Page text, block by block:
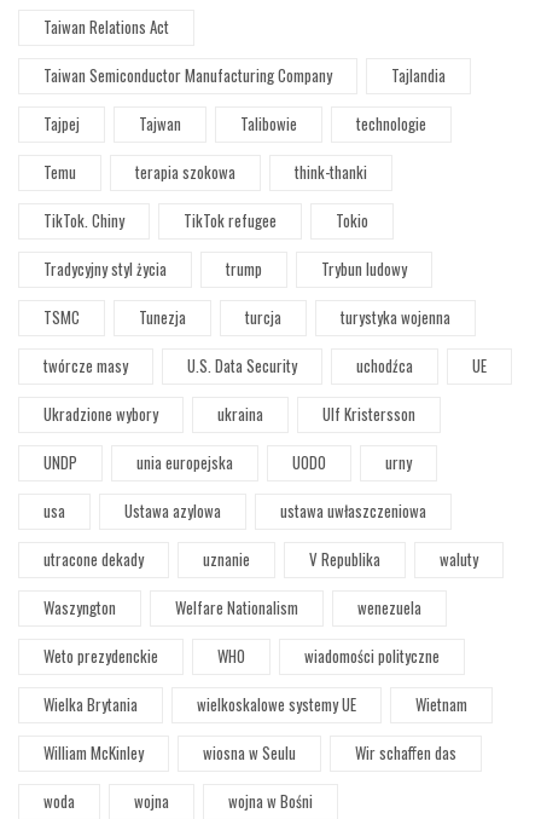
Taiwan Relations Act
Taiwan Semiconductor Manufacturing Company
Tajlandia
Tajpej
Tajwan Talibowie
technologie
Temu
terapia szokowa
think-thanki
TikTok. Chiny
TikTok refugee
Tokio
Tradycyjny styl życia
trump
Trybun ludowy
TSMC
Tunezja turcja
turystyka wojenna
twórcze masy
U.S. Data Security uchodźca
UE
Ukradzione wybory
ukraina
Ulf Kristersson
UNDP
unia europejska UODO
urny
usa
Ustawa azylowa
ustawa uwłaszczeniowa
utracone dekady
uznanie V Republika
waluty
Waszyngton
Welfare Nationalism
wenezuela
Weto prezydenckie
WHO
wiadomości polityczne
Wielka Brytania
wielkoskalowe systemy UE
Wietnam
William McKinley
wiosna w Seulu
Wir schaffen das
woda
wojna
wojna w Bośni